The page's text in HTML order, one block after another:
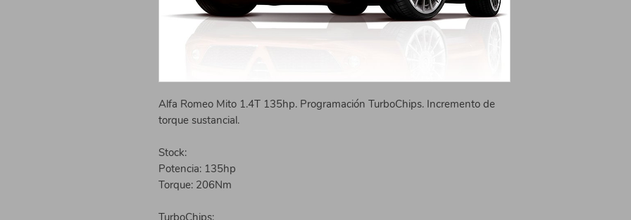
Alfa Romeo Mito 1.4T 135hp. Programación TurboChips. Incremento de
torque sustancial.
Stock:
Potencia: 135hp
Torque: 206Nm